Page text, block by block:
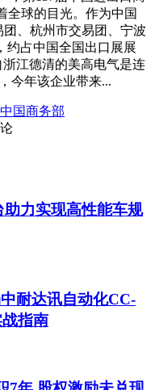
全球的目光。作为中国
、杭州市交易团、宁波
约占中国全国出口展展
德清的美高电气是连
今年该企业带来...
中国商务部
力实现高性能车规
耐达讯自动化CC-
指南